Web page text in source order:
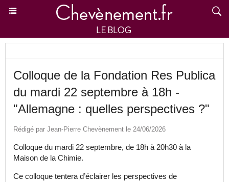
Colloque de la Fondation Res Publica
du mardi 22 septembre à 18h -
"Allemagne : quelles perspectives ?"
Rédigé par Jean-Pierre Chevènement le 24/06/2026
Colloque du mardi 22 septembre, de 18h à 20h30 à la
Maison de la Chimie.
Ce colloque tentera d’éclairer les perspectives de